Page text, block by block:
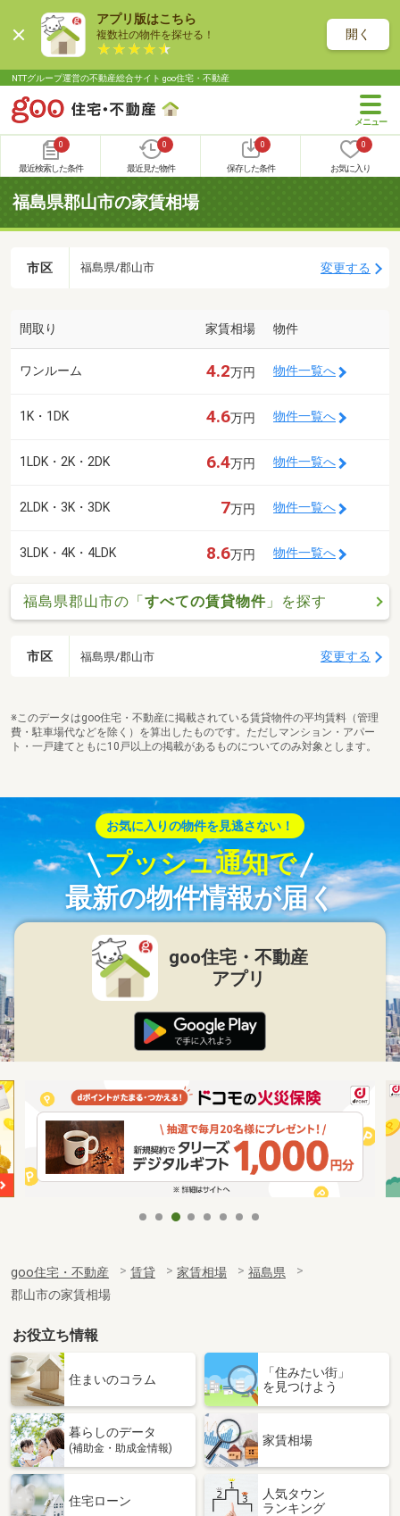
アプリ版はこちら
複数社の物件を探せる！ 開く
NTTグループ運営の不動産総合サイト goo住宅・不動産
0
最近検索した条件
0
最近見た物件
0
保存した条件
0
お気に入り
福島県郡山市の家賃相場
市区 福島県/郡山市 変更する
間取り 家賃相場 物件
ワンルーム 4.2万円 物件一覧へ
1K・1DK 4.6万円 物件一覧へ
1LDK・2K・2DK 6.4万円 物件一覧へ
2LDK・3K・3DK 7万円 物件一覧へ
3LDK・4K・4LDK 8.6万円 物件一覧へ
福島県郡山市の「すべての賃貸物件 」を探す
市区 福島県/郡山市 変更する
※このデータはgoo住宅・不動産に掲載されている賃貸物件の平均賃料（管理
費・駐車場代などを除く）を算出したものです。ただしマンション・アパー
ト・一戸建てともに10戸以上の掲載があるものについてのみ対象とします。
お気に入りの物件を見逃さない！
プッシュ通知で
最新の物件情報が届く
goo住宅・不動産
アプリ
goo住宅・不動産 賃貸 家賃相場
福島県
郡山市の家賃相場
お役立ち情報
住まいのコラム
「住みたい街」
を見つけよう
暮らしのデータ
(補助金・助成金情報)
家賃相場
住宅ローン
人気タウン
ランキング